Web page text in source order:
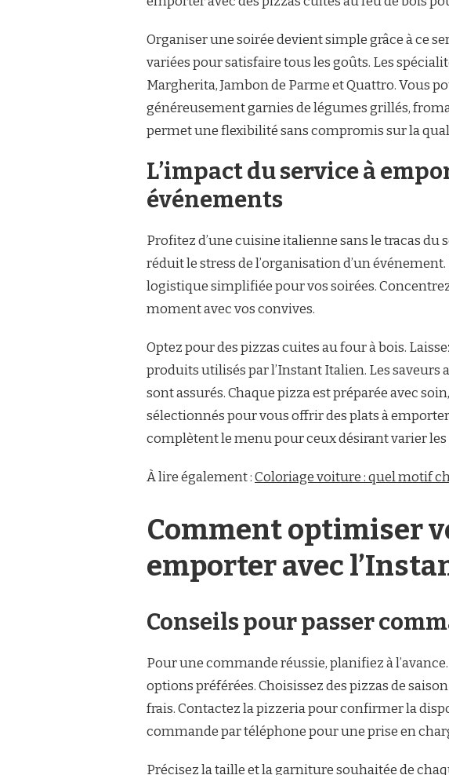
Organiser une soirée devient simple grâce à ce
variées pour satisfaire tous les goûts. Les
Margherita, Jambon de Parme et Quattro. Vous
généreusement garnies de légumes grillés,
permet une flexibilité sans compromis sur la
L’impact du service à
événements
Profitez d’une cuisine italienne sans le tracas du
réduit le stress de l’organisation d’un
logistique simplifiée pour vos soirées.
moment avec vos convives.
Optez pour des pizzas cuites au four à bois.
produits utilisés par l’Instant Italien. Les
sont assurés. Chaque pizza est préparée avec
sélectionnés pour vous offrir des plats à
complètent le menu pour ceux désirant varier les
À lire également :Coloriage voiture : quel motif
Comment optimiser
emporter avec
Conseils pour passer
Pour une commande réussie, planifiez à
options préférées. Choisissez des pizzas de
frais. Contactez la pizzeria pour confirmer la
commande par téléphone pour une prise en
Précisez la taille et la garniture souhaitée de